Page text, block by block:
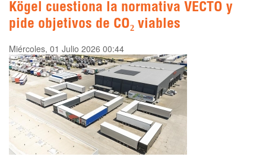
Kögel cuestiona la normativa VECTO y
pide objetivos de CO₂ viables
Miércoles, 01 Julio 2026 00:44